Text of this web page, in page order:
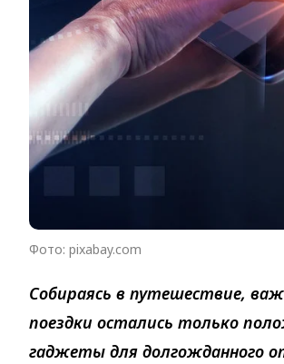
Фото: pixabay.com
Собираясь в путешествие,
поездки остались только
гаджеты для долгожданного